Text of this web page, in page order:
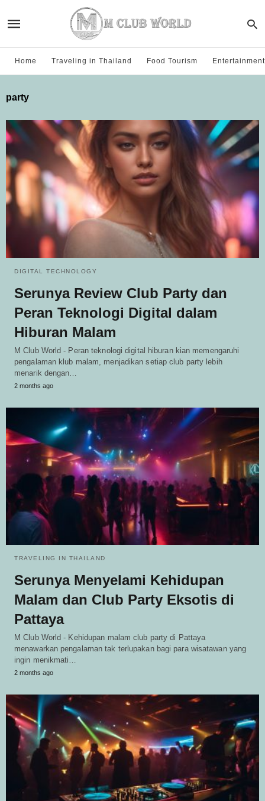
Home Traveling in Thailand Food Tourism Entertainment
party
DIGITAL TECHNOLOGY
Serunya Review Club Party dan
Peran Teknologi Digital dalam
Hiburan Malam
M Club World - Peran teknologi digital hiburan kian memengaruhi
pengalaman klub malam, menjadikan setiap club party lebih
menarik dengan…
2 months ago
TRAVELING IN THAILAND
Serunya Menyelami Kehidupan
Malam dan Club Party Eksotis di
Pattaya
M Club World - Kehidupan malam club party di Pattaya
menawarkan pengalaman tak terlupakan bagi para wisatawan yang
ingin menikmati…
2 months ago